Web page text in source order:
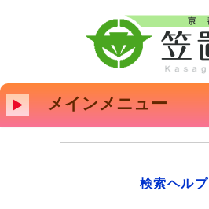
メインメニュー
検索ヘルプ